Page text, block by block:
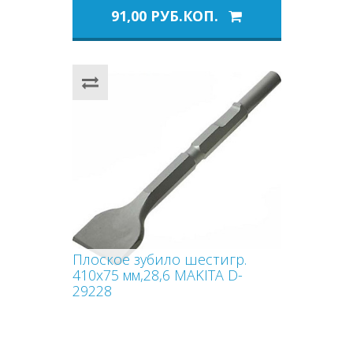
91,00 РУБ.КОП.
Плоское зубило шестигр.
410x75 мм,28,6 MAKITA D-
29228